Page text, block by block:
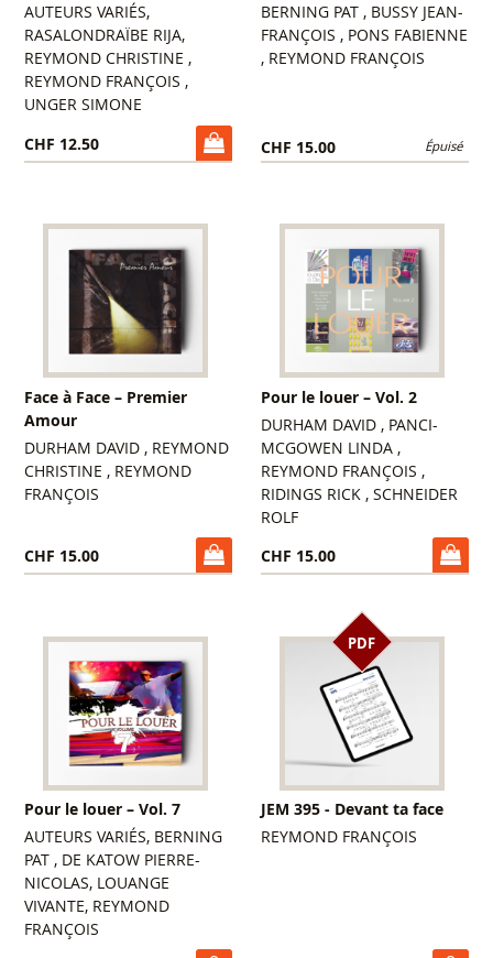
AUTEURS VARIÉS,
RASALONDRAÏBE RIJA,
REYMOND CHRISTINE ,
REYMOND FRANÇOIS ,
UNGER SIMONE
CHF 12.50
BERNING PAT , BUSSY JEAN-
FRANÇOIS , PONS FABIENNE
, REYMOND FRANÇOIS
CHF 15.00 Épuisé
Face à Face – Premier
Amour
DURHAM DAVID , REYMOND
CHRISTINE , REYMOND
FRANÇOIS
CHF 15.00
Pour le louer – Vol. 2
DURHAM DAVID , PANCI-
MCGOWEN LINDA ,
REYMOND FRANÇOIS ,
RIDINGS RICK , SCHNEIDER
ROLF
CHF 15.00
Pour le louer – Vol. 7
AUTEURS VARIÉS, BERNING
PAT , DE KATOW PIERRE-
NICOLAS, LOUANGE
VIVANTE, REYMOND
FRANÇOIS
PDF
JEM 395 - Devant ta face
REYMOND FRANÇOIS